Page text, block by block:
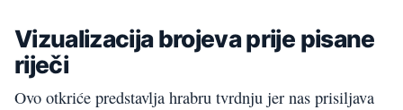
Vizualizacija brojeva prije pisane
riječi
Ovo otkriće predstavlja hrabru tvrdnju jer nas prisiljava